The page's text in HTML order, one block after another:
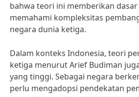
bahwa teori ini memberikan
memahami kompleksitas
negara dunia ketiga.
Dalam konteks Indonesia, teori
ketiga menurut Arief Budiman
yang tinggi. Sebagai negara
perlu mengadopsi pendekatan